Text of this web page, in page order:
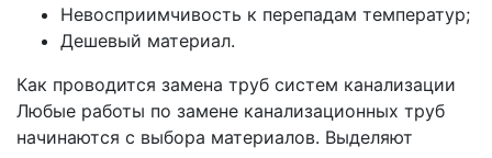
Невосприимчивость к перепадам температур;
Дешевый материал.
Как проводится замена труб систем канализации
Любые работы по замене канализационных труб
начинаются с выбора материалов. Выделяют